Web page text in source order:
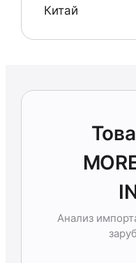
Китай
Анализ